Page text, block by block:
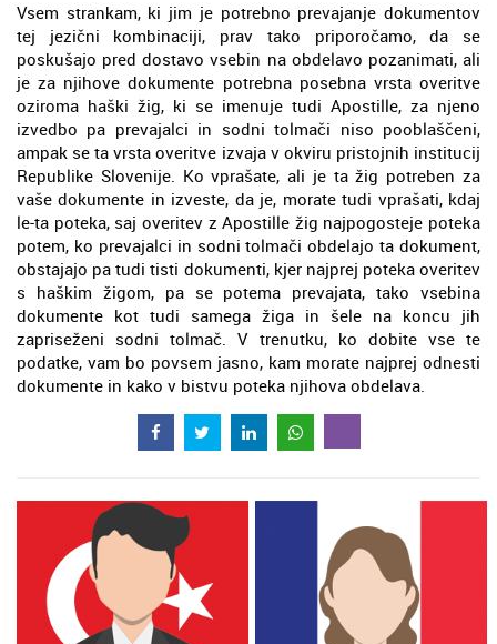
Vsem strankam, ki jim je potrebno prevajanje dokumentov
tej jezični kombinaciji, prav tako priporočamo, da se
poskušajo pred dostavo vsebin na obdelavo pozanimati, ali
je za njihove dokumente potrebna posebna vrsta overitve
oziroma haški žig, ki se imenuje tudi Apostille, za njeno
izvedbo pa prevajalci in sodni tolmači niso pooblaščeni,
ampak se ta vrsta overitve izvaja v okviru pristojnih institucij
Republike Slovenije. Ko vprašate, ali je ta žig potreben za
vaše dokumente in izveste, da je, morate tudi vprašati, kdaj
le-ta poteka, saj overitev z Apostille žig najpogosteje poteka
potem, ko prevajalci in sodni tolmači obdelajo ta dokument,
obstajajo pa tudi tisti dokumenti, kjer najprej poteka overitev
s haškim žigom, pa se potema prevajata, tako vsebina
dokumente kot tudi samega žiga in šele na koncu jih
zapriseženi sodni tolmač. V trenutku, ko dobite vse te
podatke, vam bo povsem jasno, kam morate najprej odnesti
dokumente in kako v bistvu poteka njihova obdelava.